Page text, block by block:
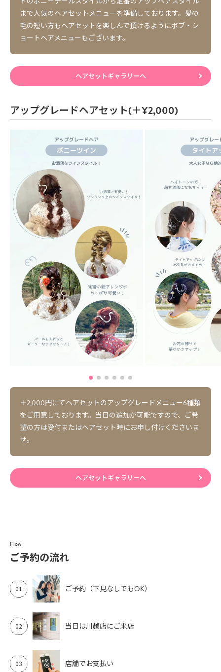
まで人気のヘアセットメニューを準備しております。髪の
毛の短い方もヘアセットを楽しんで頂けるようにボブ・シ
ョートヘアメニューもございます。
ヘアセットギャラリーへ
アップグレードヘアセット(＋¥2,000)
＋2,000円にてヘアセットのアップグレードメニュー6種類
をご用意しております。当日の追加が可能ですので、ご希
望の方は受付またはヘアセット時にお申し付けくださいま
せ。
ヘアセットギャラリーへ
Flow
ご予約の流れ
ご予約（下見なしでもOK）
当日は川越店にご来店
店舗でお支払い